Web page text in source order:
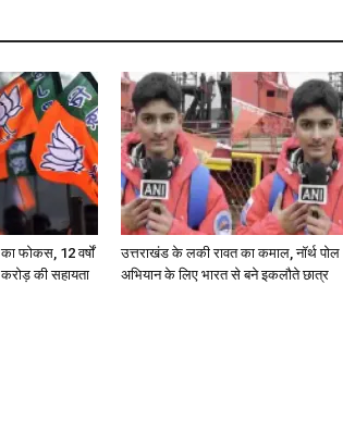
फोकस, 12 वर्षों
की सहायता
उत्तराखंड के लकी रावत का कमाल, नॉर्थ पोल
अभियान के लिए भारत से बने इकलौते छात्र